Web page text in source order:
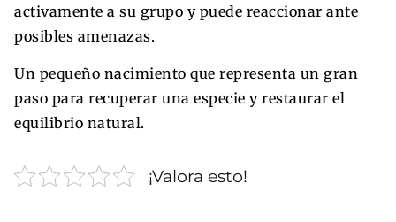
activamente a su grupo y puede reaccionar ante
posibles amenazas.
Un pequeño nacimiento que representa un gran
paso para recuperar una especie y restaurar el
equilibrio natural.
¡Valora esto!